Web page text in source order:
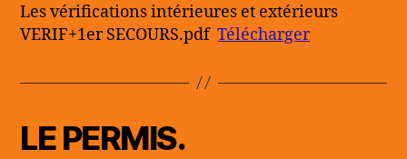
Les vérifications intérieures et extérieurs
VERIF+1er SECOURS.pdfTélécharger
LE PERMIS.